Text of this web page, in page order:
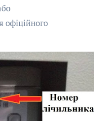
офіційного